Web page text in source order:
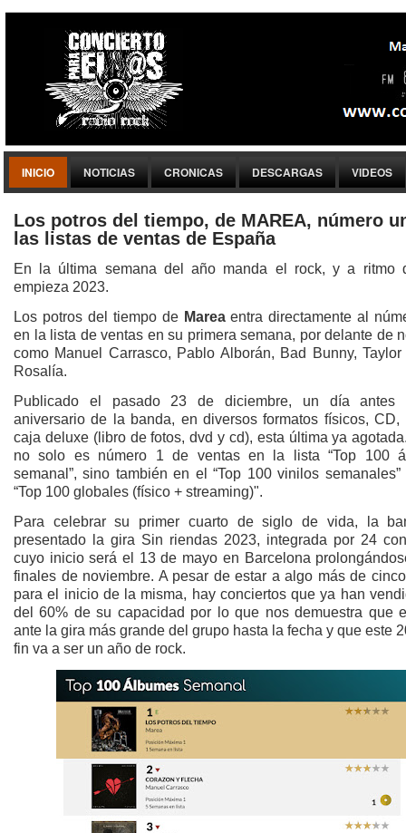
INICIO NOTICIAS CRONICAS DESCARGAS VIDEOS
Los potros del tiempo, de MAREA, número
las listas de ventas de España
En la última semana del año manda el rock, y a ritmo
empieza 2023.
Los potros del tiempo de Mareaentra directamente al
en la lista de ventas en su primera semana, por delante de
como Manuel Carrasco, Pablo Alborán, Bad Bunny,
Rosalía.
Publicado el pasado 23 de diciembre, un día antes
aniversario de la banda, en diversos formatos físicos, CD,
caja deluxe (libro de fotos, dvd y cd), esta última ya
no solo es número 1 de ventas en la lista “Top 100
semanal”, sino también en el “Top 100 vinilos
“Top 100 globales (físico + streaming)".
Para celebrar su primer cuarto de siglo de vida, la
presentado la gira Sin riendas 2023, integrada por 24
cuyo inicio será el 13 de mayo en Barcelona
finales de noviembre. A pesar de estar a algo más de
para el inicio de la misma, hay conciertos que ya han
del 60% de su capacidad por lo que nos demuestra que
ante la gira más grande del grupo hasta la fecha y que este
fin va a ser un año de rock.